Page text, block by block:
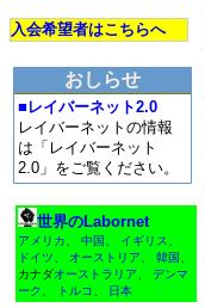
入会希望者はこちらへ
おしらせ
■レイバーネット2.0
レイバーネットの情報
は「レイバーネット
2.0」をご覧ください。
世界のLabornet
アメリカ 中国 イギリス
ドイツ
オーストリア 韓国
カナダオーストラリア
デンマ
ーク
トルコ 日本